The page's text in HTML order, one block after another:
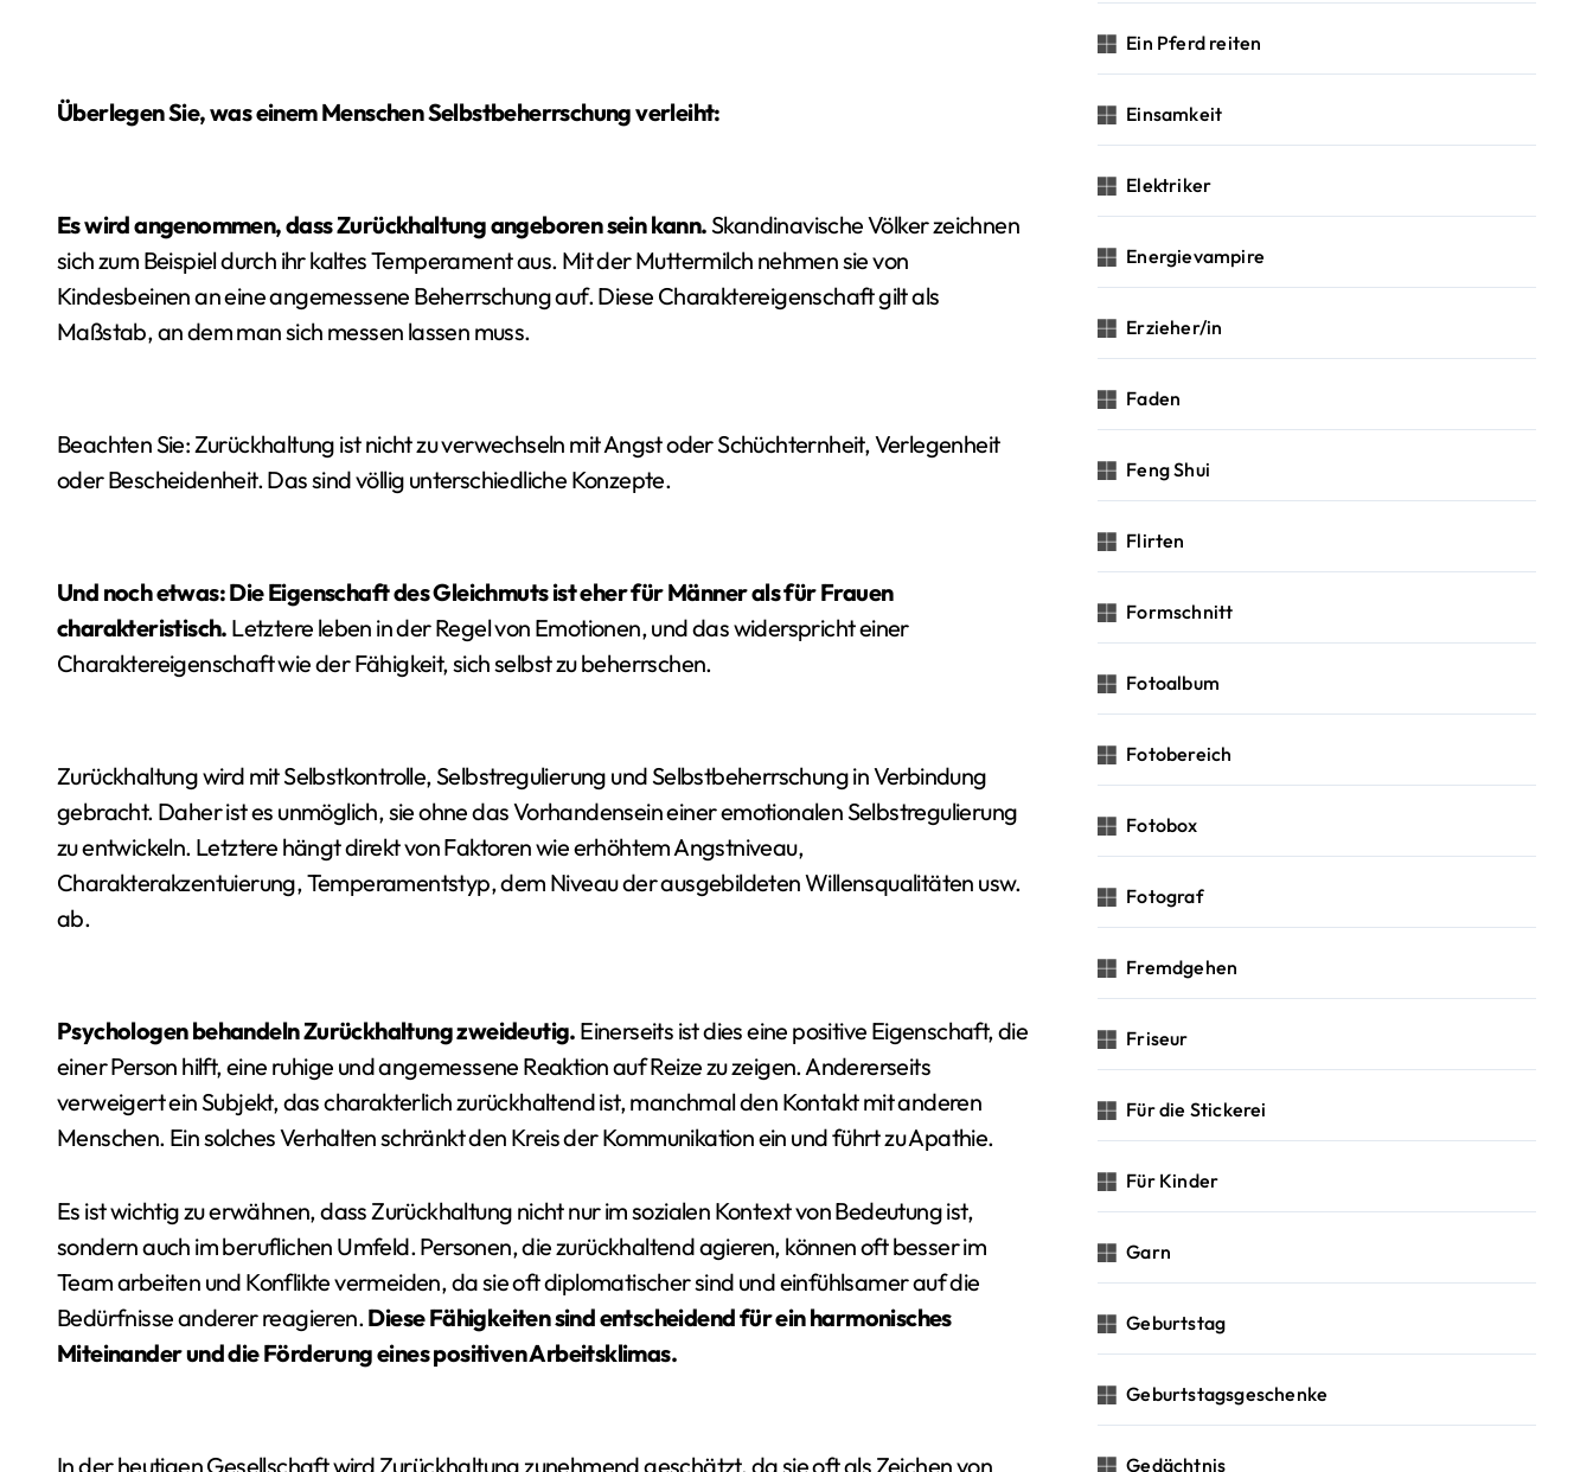
Überlegen Sie, was einem Menschen Selbstbeherrschung verleiht:
Es wird angenommen, dass Zurückhaltung angeboren sein kann.Skandinavische Völker zeichnen
sich zum Beispiel durch ihr kaltes Temperament aus. Mit der Muttermilch nehmen sie von
Kindesbeinen an eine angemessene Beherrschung auf. Diese Charaktereigenschaft gilt als
Maßstab, an dem man sich messen lassen muss.
Beachten Sie: Zurückhaltung ist nicht zu verwechseln mit Angst oder Schüchternheit, Verlegenheit
oder Bescheidenheit. Das sind völlig unterschiedliche Konzepte.
Und noch etwas: Die Eigenschaft des Gleichmuts ist eher für Männer als für Frauen
charakteristisch. Letztere leben in der Regel von Emotionen, und das widerspricht einer
Charaktereigenschaft wie der Fähigkeit, sich selbst zu beherrschen.
Zurückhaltung wird mit Selbstkontrolle, Selbstregulierung und Selbstbeherrschung in Verbindung
gebracht. Daher ist es unmöglich, sie ohne das Vorhandensein einer emotionalen Selbstregulierung
zu entwickeln. Letztere hängt direkt von Faktoren wie erhöhtem Angstniveau,
Charakterakzentuierung, Temperamentstyp, dem Niveau der ausgebildeten Willensqualitäten usw.
ab.
Psychologen behandeln Zurückhaltung zweideutig. Einerseits ist dies eine positive Eigenschaft, die
einer Person hilft, eine ruhige und angemessene Reaktion auf Reize zu zeigen. Andererseits
verweigert ein Subjekt, das charakterlich zurückhaltend ist, manchmal den Kontakt mit anderen
Menschen. Ein solches Verhalten schränkt den Kreis der Kommunikation ein und führt zu Apathie.
Es ist wichtig zu erwähnen, dass Zurückhaltung nicht nur im sozialen Kontext von Bedeutung ist,
sondern auch im beruflichen Umfeld. Personen, die zurückhaltend agieren, können oft besser im
Team arbeiten und Konflikte vermeiden, da sie oft diplomatischer sind und einfühlsamer auf die
Bedürfnisse anderer reagieren.Diese Fähigkeiten sind entscheidend für ein harmonisches
Miteinander und die Förderung eines positiven Arbeitsklimas.
In der heutigen Gesellschaft wird Zurückhaltung zunehmend geschätzt, da sie oft als Zeichen von
Ein Pferd reiten
Einsamkeit
Elektriker
Energievampire
Erzieher/in
Faden
Feng Shui
Flirten
Formschnitt
Fotoalbum
Fotobereich
Fotobox
Fotograf
Fremdgehen
Friseur
Für die Stickerei
Für Kinder
Garn
Geburtstag
Geburtstagsgeschenke
Gedächtnis